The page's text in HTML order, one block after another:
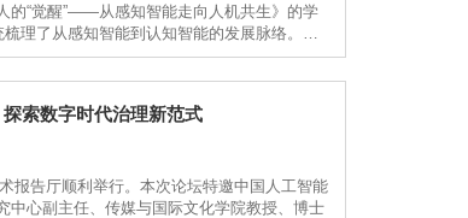
的“觉醒”——从感知智能走向人机共生》的学
理了从感知智能到认知智能的发展脉络。他
指令的机械系统，升级为具备环境识别、...
索数字时代治理新范式
报告厅顺利举行。本次论坛特邀中国人工智能
中心副主任、传媒与国际文化学院教授、博士